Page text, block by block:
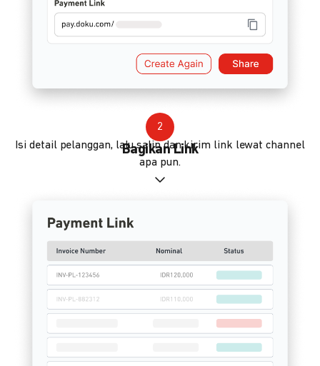
2
Bagikan Link
Isi detail pelanggan, lalu salin dan kirim link lewat channel
apa pun.